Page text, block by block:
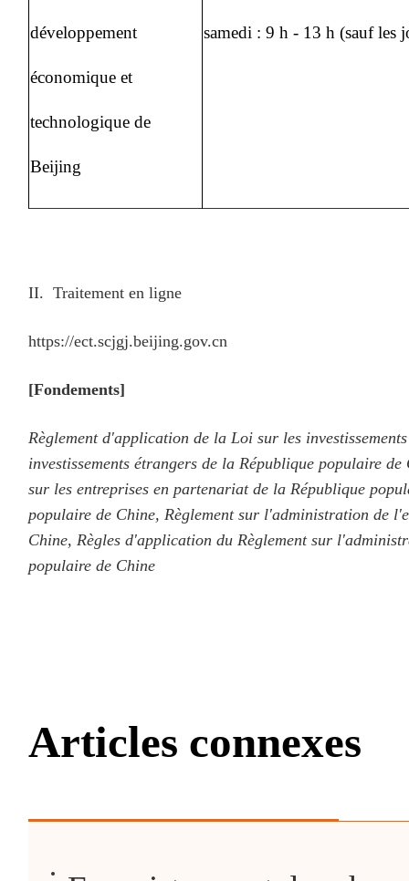
développement
économique et
technologique de
Beijing
samedi : 9 h - 13 h (sauf les
II. Traitement en ligne
https://ect.scjgj.beijing.gov.cn
[Fondements]
Règlement d'application de la Loi sur les
investissements étrangers de la République populaire
sur les entreprises en partenariat de la République
populaire de Chine, Règlement sur l'administration de
Chine, Règles d'application du Règlement sur
populaire de Chine
Articles connexes